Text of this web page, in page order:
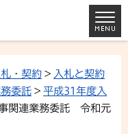
札・契約 > 入札と契約
委託 > 平成31年度入
関連業務委託 令和元